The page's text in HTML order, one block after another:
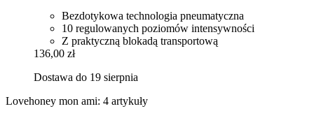
Bezdotykowa technologia pneumatyczna
10 regulowanych poziomów intensywności
Z praktyczną blokadą transportową
136,00 zł
Dostawa do 19 sierpnia
Lovehoney mon ami: 4 artykuły